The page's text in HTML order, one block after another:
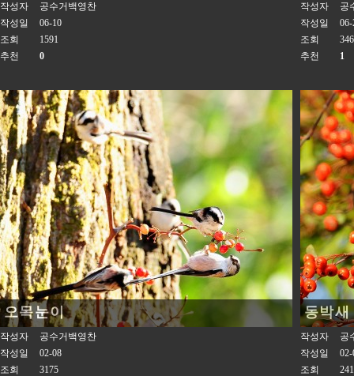
작성자
공수거백영찬
작성일
06-10
조회
1591
추천
0
작성자
공
작성일
06-
조회
추천
1
오목눈이
작성자
공수거백영찬
작성일
02-08
조회
3175
동박새
작성자
공
작성일
02-
조회